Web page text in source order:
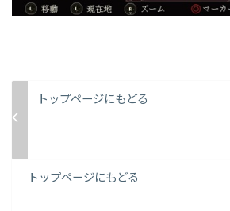
トップページにもどる
トップページにもどる